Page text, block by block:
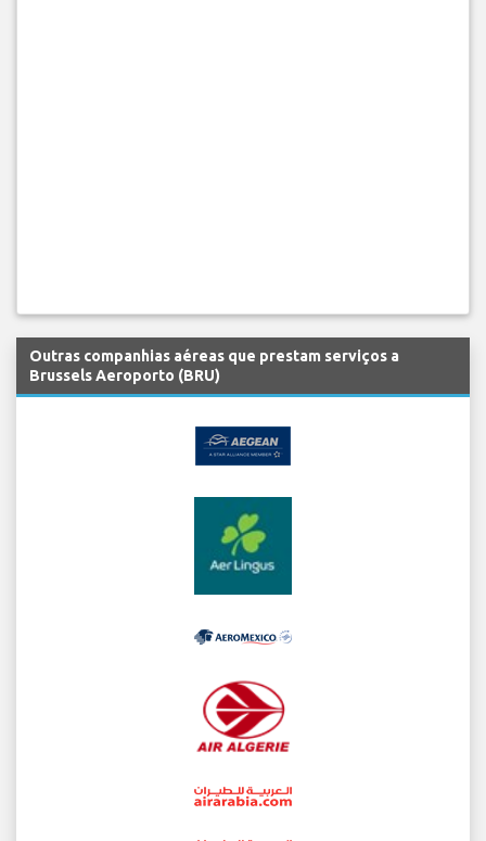
Outras companhias aéreas que prestam serviços a
Brussels Aeroporto (BRU)